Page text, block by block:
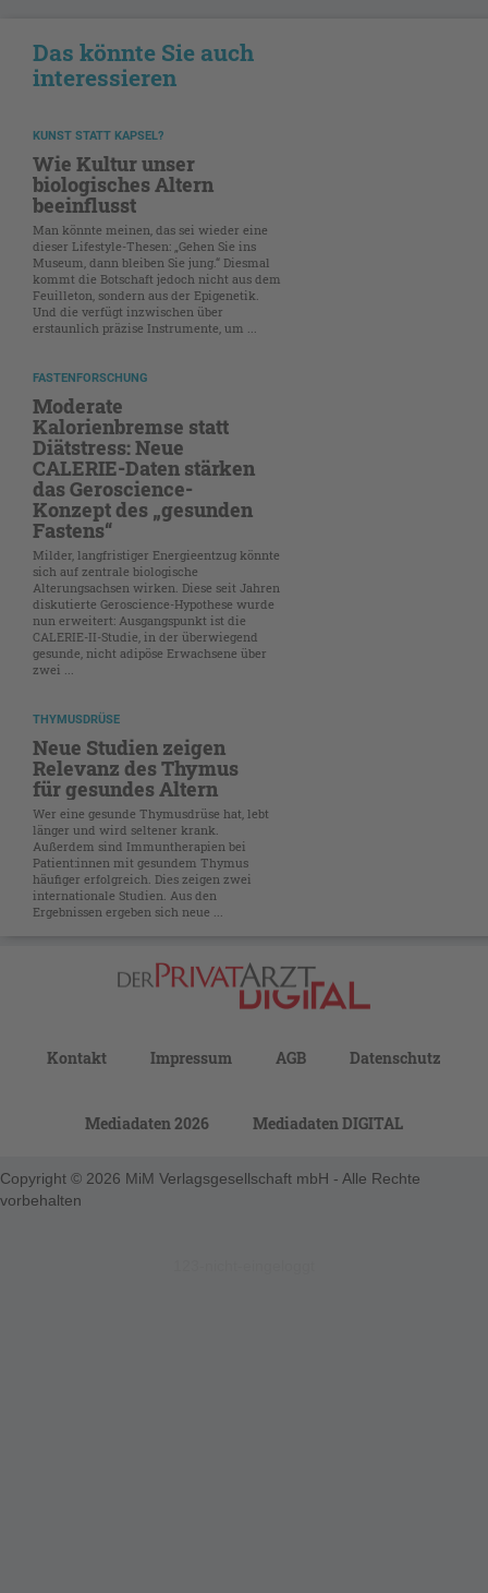
Das könnte Sie auch
interessieren
KUNST STATT KAPSEL?
Wie Kultur unser
biologisches Altern
beeinflusst
Man könnte meinen, das sei wieder eine
dieser Lifestyle-Thesen: „Gehen Sie ins
Museum, dann bleiben Sie jung.“ Diesmal
kommt die Botschaft jedoch nicht aus dem
Feuilleton, sondern aus der Epigenetik.
Und die verfügt inzwischen über
erstaunlich präzise Instrumente, um ...
FASTENFORSCHUNG
Moderate
Kalorienbremse statt
Diätstress: Neue
CALERIE-Daten stärken
das Geroscience-
Konzept des „gesunden
Fastens“
Milder, langfristiger Energieentzug könnte
sich auf zentrale biologische
Alterungsachsen wirken. Diese seit Jahren
diskutierte Geroscience-Hypothese wurde
nun erweitert: Ausgangspunkt ist die
CALERIE-II-Studie, in der überwiegend
gesunde, nicht adipöse Erwachsene über
zwei ...
THYMUSDRÜSE
Neue Studien zeigen
Relevanz des Thymus
für gesundes Altern
Wer eine gesunde Thymusdrüse hat, lebt
länger und wird seltener krank.
Außerdem sind Immuntherapien bei
Patient:innen mit gesundem Thymus
häufiger erfolgreich. Dies zeigen zwei
internationale Studien. Aus den
Ergebnissen ergeben sich neue ...
Kontakt Impressum AGB Datenschutz
Mediadaten 2026 Mediadaten DIGITAL
Copyright © 2026 MiM Verlagsgesellschaft mbH - Alle Rechte
vorbehalten